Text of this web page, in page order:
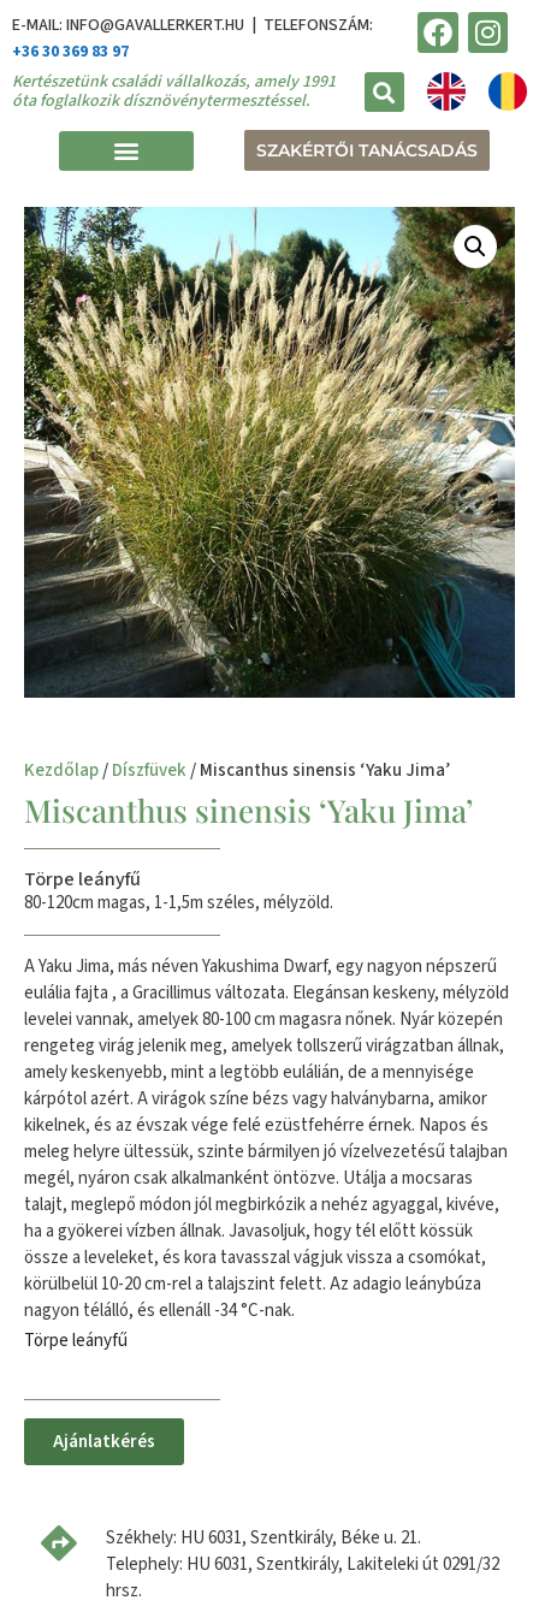
E-MAIL: INFO@GAVALLERKERT.HU | TELEFONSZÁM:
+36 30 369 83 97
Kertészetünk családi vállalkozás, amely 1991
óta foglalkozik dísznövénytermesztéssel.
SZAKÉRTŐI TANÁCSADÁS
Kezdőlap/Díszfüvek/ Miscanthus sinensis ‘Yaku Jima’
Miscanthus sinensis ‘Yaku Jima’
Törpe leányfű
80-120cm magas, 1-1,5m széles, mélyzöld.
A Yaku Jima, más néven Yakushima Dwarf, egy nagyon népszerű
eulália fajta , a Gracillimus változata. Elegánsan keskeny, mélyzöld
levelei vannak, amelyek 80-100 cm magasra nőnek. Nyár közepén
rengeteg virág jelenik meg, amelyek tollszerű virágzatban állnak,
amely keskenyebb, mint a legtöbb eulálián, de a mennyisége
kárpótol azért. A virágok színe bézs vagy halványbarna, amikor
kikelnek, és az évszak vége felé ezüstfehérre érnek. Napos és
meleg helyre ültessük, szinte bármilyen jó vízelvezetésű talajban
megél, nyáron csak alkalmanként öntözve. Utálja a mocsaras
talajt, meglepő módon jól megbirkózik a nehéz agyaggal, kivéve,
ha a gyökerei vízben állnak. Javasoljuk, hogy tél előtt kössük
össze a leveleket, és kora tavasszal vágjuk vissza a csomókat,
körülbelül 10-20 cm-rel a talajszint felett. Az adagio leánybúza
nagyon télálló, és ellenáll -34 °C-nak.
Törpe leányfű
Ajánlatkérés
Székhely: HU 6031, Szentkirály, Béke u. 21.
Telephely: HU 6031, Szentkirály, Lakiteleki út 0291/32
hrsz.